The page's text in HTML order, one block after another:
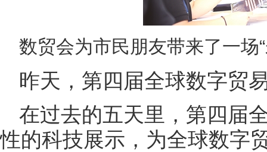
数贸会为市民朋友带来了一场
昨天，第四届全球数字贸
在过去的五天里，第四届
性的科技展示，为全球数字